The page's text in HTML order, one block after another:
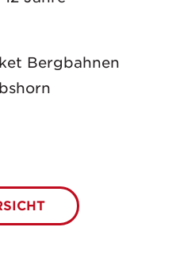
Bergbahnen